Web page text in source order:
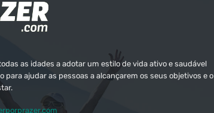
as idades a adotar um estilo de vida ativo e saudável
ajudar as pessoas a alcançarem os seus objetivos e o